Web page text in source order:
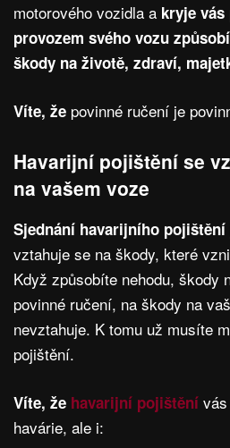
motorového vozidla a kryje
provozem svého vozu
škody na životě, zdraví,
Víte, že povinné ručení je
Havarijní pojištění se
na vašem voze
Sjednání havarijního
vztahuje se na škody, které
Když způsobíte nehodu, škody
povinné ručení, na škody na
nevztahuje. K tomu už musíte
pojištění.
Víte, že havarijní pojištění
havárie, ale i: